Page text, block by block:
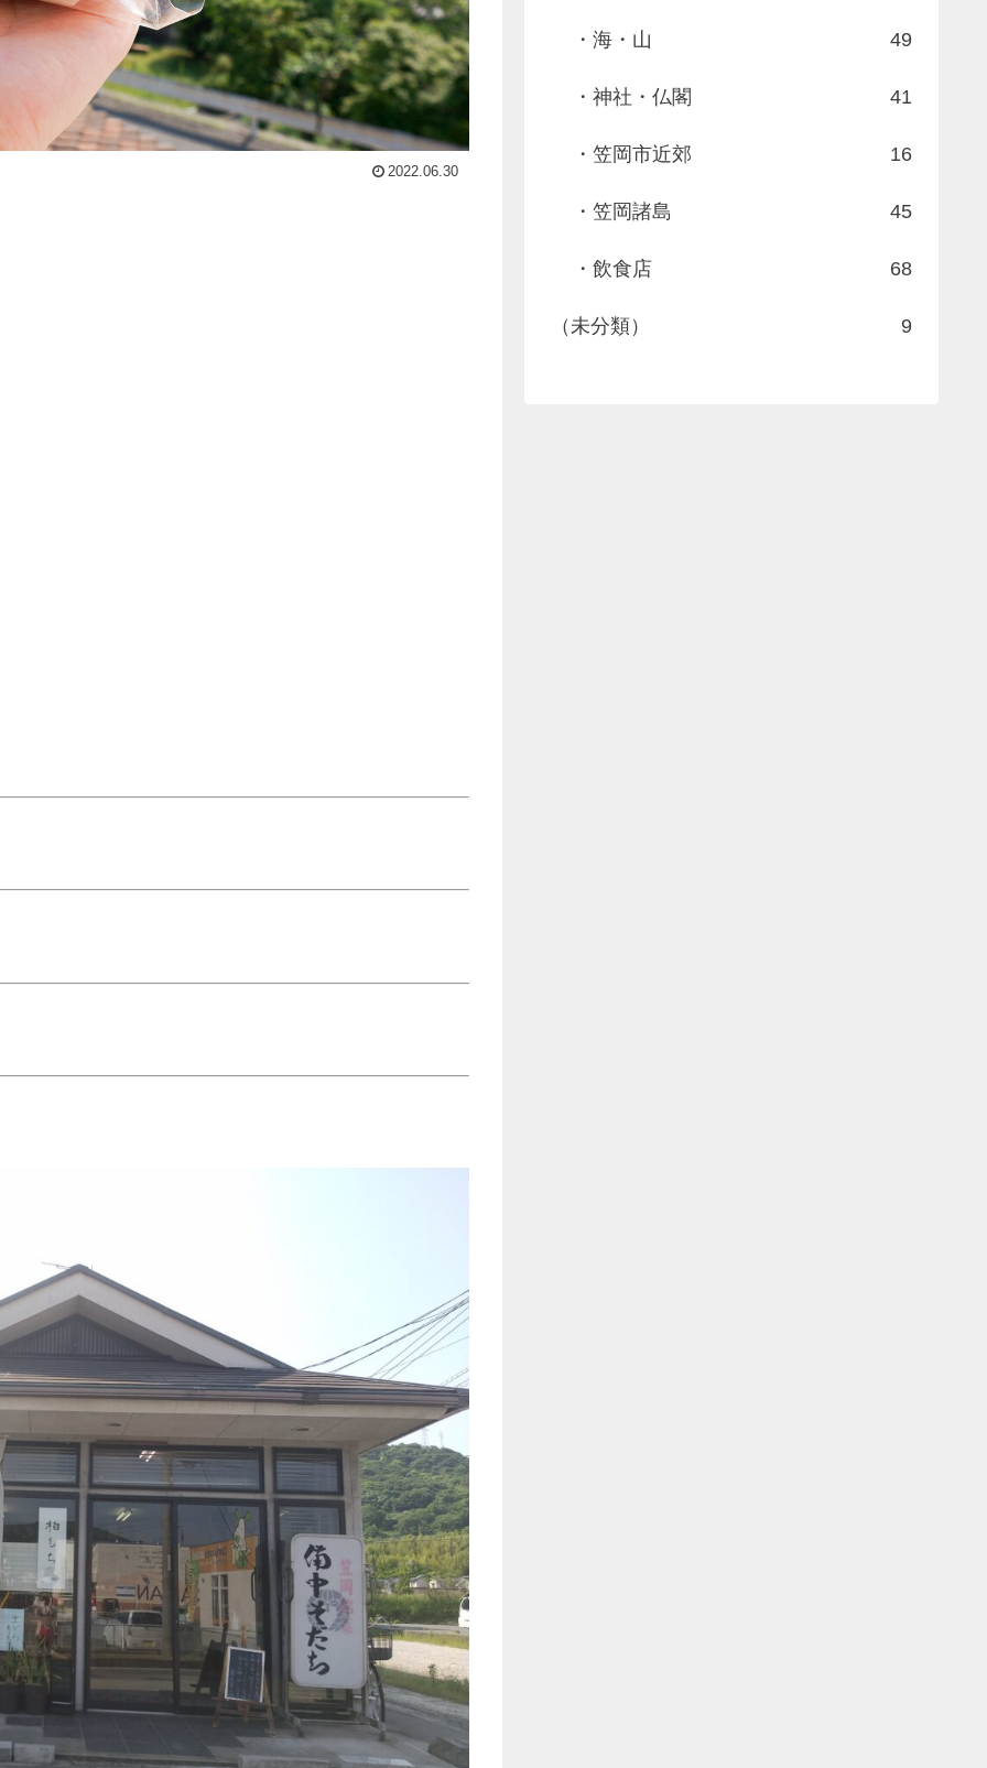
2022.06.30
・海・山 49
・神社・仏閣 41
・笠岡市近郊 16
・笠岡諸島 45
・飲食店 68
（未分類） 9